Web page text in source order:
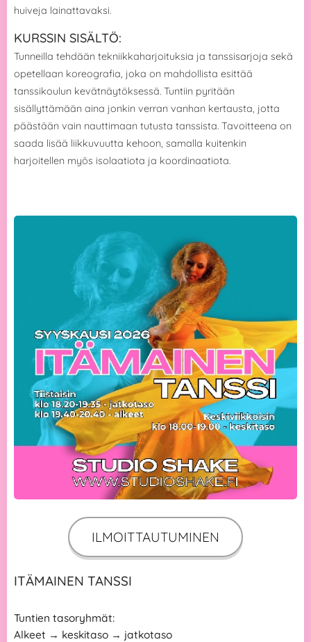
huiveja lainattavaksi.
KURSSIN SISÄLTÖ:
Tunneilla tehdään tekniikkaharjoituksia ja tanssisarjoja sekä
opetellaan koreografia, joka on mahdollista esittää
tanssikoulun kevätnäytöksessä. Tuntiin pyritään
sisällyttämään aina jonkin verran vanhan kertausta, jotta
päästään vain nauttimaan tutusta tanssista. Tavoitteena on
saada lisää liikkuvuutta kehoon, samalla kuitenkin
harjoitellen myös isolaatiota ja koordinaatiota.
ILMOITTAUTUMINEN
ITÄMAINEN TANSSI
Tuntien tasoryhmät:
Alkeet → keskitaso → jatkotaso